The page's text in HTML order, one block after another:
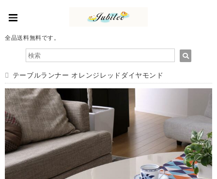
全品送料無料です。
テーブルランナー オレンジレッドダイヤモンド